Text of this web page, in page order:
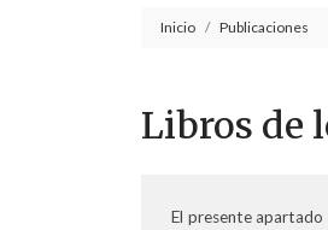
Inicio Publicaciones
Libros de
El presente